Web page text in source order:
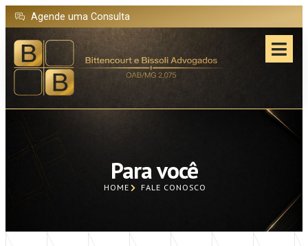
Agende uma Consulta
Para você
HOME FALE CONOSCO